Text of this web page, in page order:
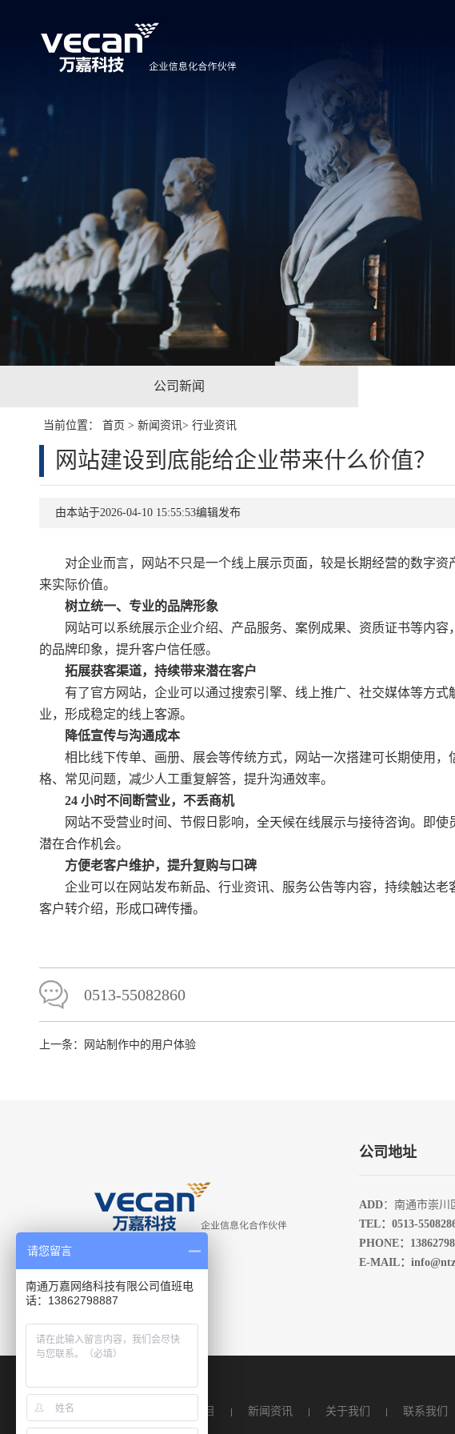
公司新闻
当前位置： 首页 > 新闻资讯> 行业资讯
网站建设到底能给企业带来什么价值？
由本站于2026-04-10 15:55:53编辑发布
对企业而言，网站不只是一个线上展示页面，较是长期经营的数字
来实际价值。
树立统一、专业的品牌形象
网站可以系统展示企业介绍、产品服务、案例成果、资质证书等内
的品牌印象，提升客户信任感。
拓展获客渠道，持续带来潜在客户
有了官方网站，企业可以通过搜索引擎、线上推广、社交媒体等方
业，形成稳定的线上客源。
降低宣传与沟通成本
相比线下传单、画册、展会等传统方式，网站一次搭建可长期使用
格、常见问题，减少人工重复解答，提升沟通效率。
24 小时不间断营业，不丢商机
网站不受营业时间、节假日影响，全天候在线展示与接待咨询。即
潜在合作机会。
方便老客户维护，提升复购与口碑
企业可以在网站发布新品、行业资讯、服务公告等内容，持续触达
客户转介绍，形成口碑传播。
0513-55082860
上一条： 网站制作中的用户体验
公司地址
ADD：南通市崇川
TEL：0513-
PHONE：
E-MAIL：
服务项目 新闻资讯 关于我们 联系我们
请您留言
南通万嘉网络科技有限公司值班电
话：13862798887